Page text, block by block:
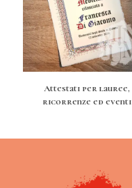
Attestati per lauree,
ricorrenze ed eventi